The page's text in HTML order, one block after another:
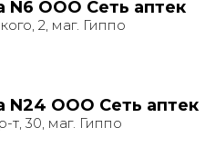
N6 ООО Сеть аптек
2, маг. Гиппо
N24 ООО Сеть аптек
т, 30, маг. Гиппо